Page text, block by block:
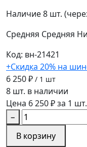
Наличие8 шт.
Средняя Средняя
Код: вн-21421
+Скидка 20% на
6 250 ₽ / 1 шт
8 шт. в наличии
Цена 6 250 ₽ за 1 шт.
−
В корзину